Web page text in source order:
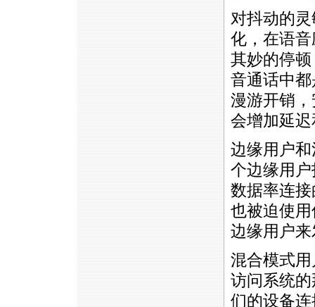
对抖动的
化，在语
其妙的停
音通话中
漫游开销
会增加延
边缘用户
个边缘用
数据率连
也被迫使
边缘用户
混合模式用
访问系统
们的设备